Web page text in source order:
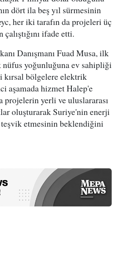
dört ila beş yıl sürmesinin
her iki tarafın da projeleri üç
ifade etti.
Danışmanı Fuad Musa, ilk
nüfus yoğunluğuna ev sahipliği
kırsal bölgelere elektrik
aşamada hizmet Halep'e
projelerin yerli ve uluslararası
oluşturarak Suriye'nin enerji
teşvik etmesinin beklendiğini